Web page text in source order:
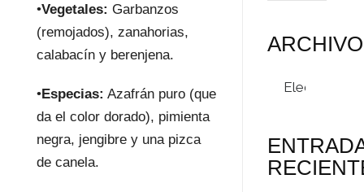
•Vegetales: Garbanzos
(remojados), zanahorias,
calabacín y berenjena.
•Especias: Azafrán puro (que
da el color dorado), pimienta
negra, jengibre y una pizca
de canela.